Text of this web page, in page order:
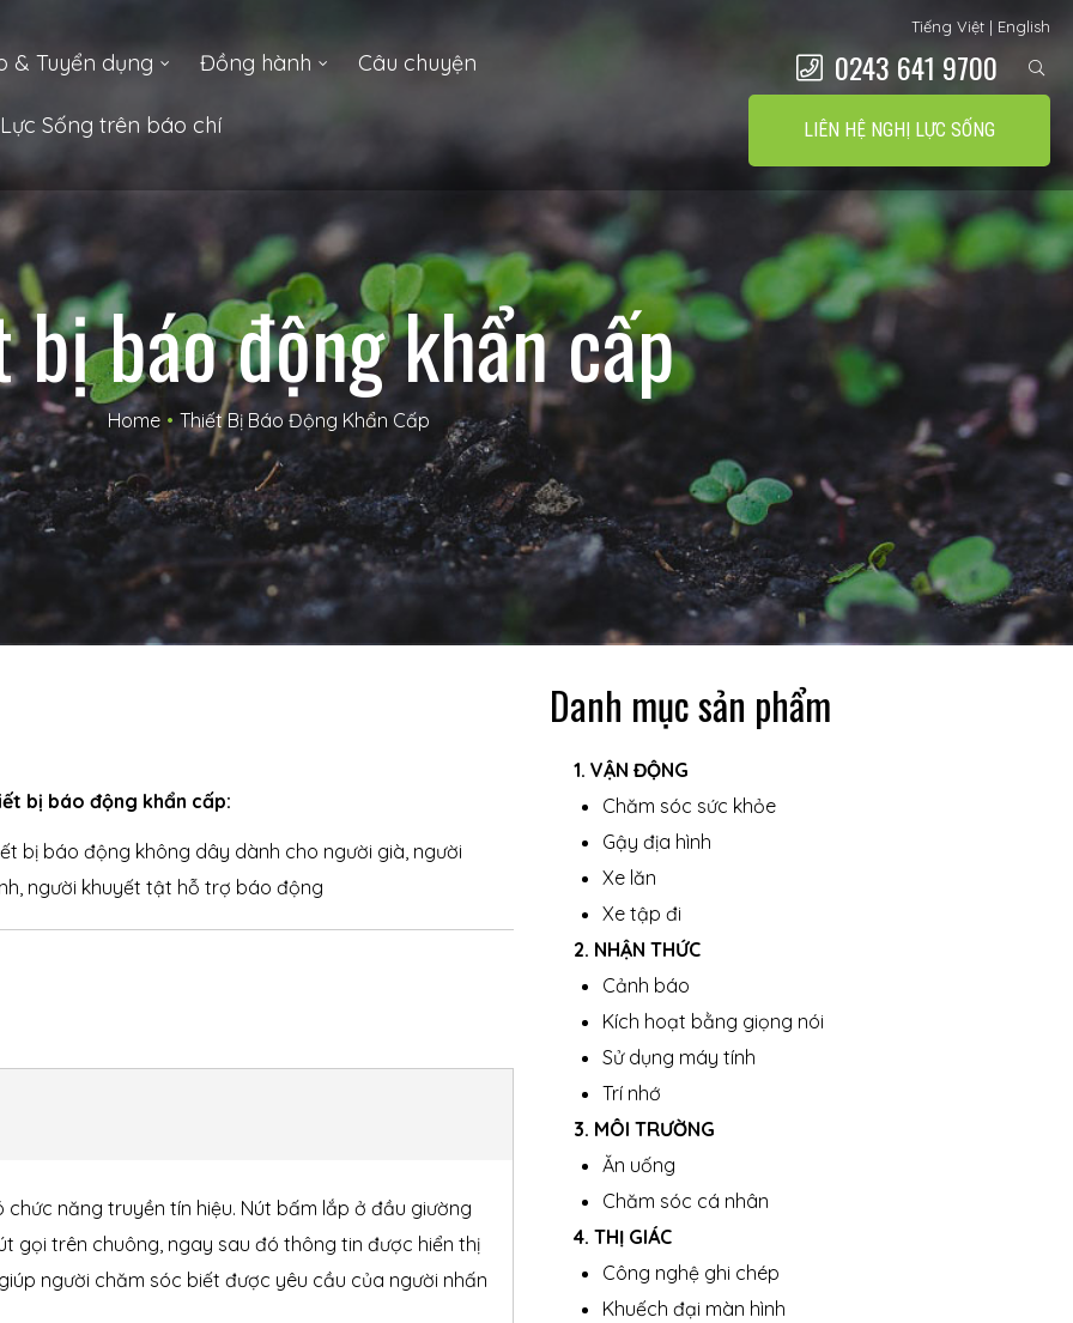
& Tuyển dụng Đồng hành Câu chuyện
Sống trên báo chí
Tiếng Việt | English
0243 641 9700
LIÊN HỆ NGHỊ LỰC SỐNG
bị báo động khẩn cấp
Home • Thiết Bị Báo Động Khẩn Cấp
bị báo động khẩn cấp:
bị báo động không dây dành cho người già, người
người khuyết tật hỗ trợ báo động
năng truyền tín hiệu. Nút bấm lắp ở đầu giường
gọi trên chuông, ngay sau đó thông tin được hiển thị
người chăm sóc biết được yêu cầu của người nhấn
Danh mục sản phẩm
1. VẬN ĐỘNG
Chăm sóc sức khỏe
Gậy địa hình
Xe lăn
Xe tập đi
2. NHẬN THỨC
Cảnh báo
Kích hoạt bằng giọng nói
Sử dụng máy tính
Trí nhớ
3. MÔI TRƯỜNG
Ăn uống
Chăm sóc cá nhân
4. THỊ GIÁC
Công nghệ ghi chép
Khuếch đại màn hình